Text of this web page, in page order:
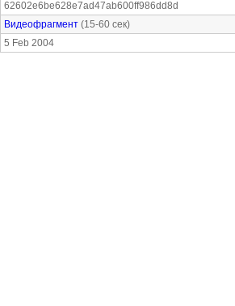
62602e6be628e7ad47ab600ff986dd8d
Видеофрагмент (15-60 сек)
5 Feb 2004